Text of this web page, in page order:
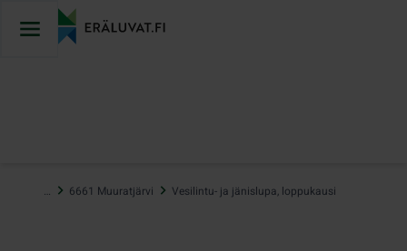
sisältöön
… 6661 Muuratjärvi Vesilintu- ja jänislupa, loppukausi